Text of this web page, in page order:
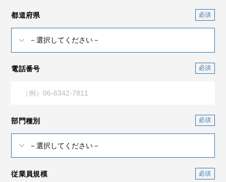
都道府県
電話番号
部門種別
従業員規模